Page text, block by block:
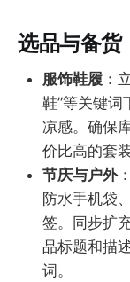
选品与备货
服饰鞋履 ：
鞋”等关键词
凉感。确保
价比高的套
节庆与户外：
防水手机袋
签。同步扩
品标题和描
词。